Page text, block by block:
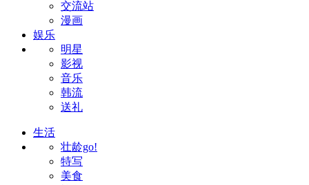
交流站
漫画
娱乐
明星
影视
音乐
韩流
送礼
生活
壮龄go!
特写
美食